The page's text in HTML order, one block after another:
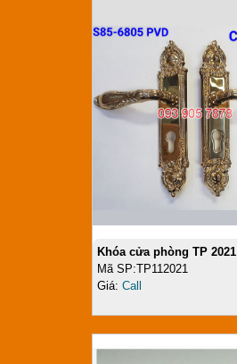
Khóa cửa phòng TP 2021
Mã SP:TP112021
Giá: Call